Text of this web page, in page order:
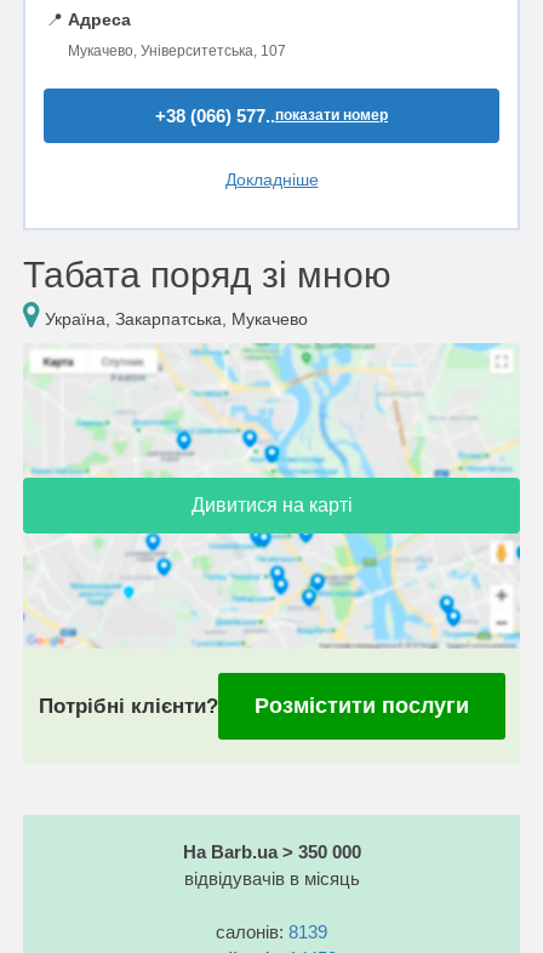
📍 Адреса
Мукачево, Університетська, 107
+38 (066) 577..показати номер
Докладніше
Табата поряд зі мною
Україна, Закарпатська, Мукачево
Дивитися на карті
Потрібні клієнти? Розмістити послуги
На Barb.ua > 350 000
відвідувачів в місяць
салонів: 8139